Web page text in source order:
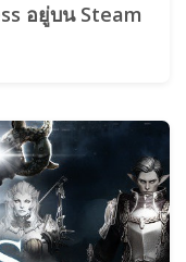
อยู่บน Steam